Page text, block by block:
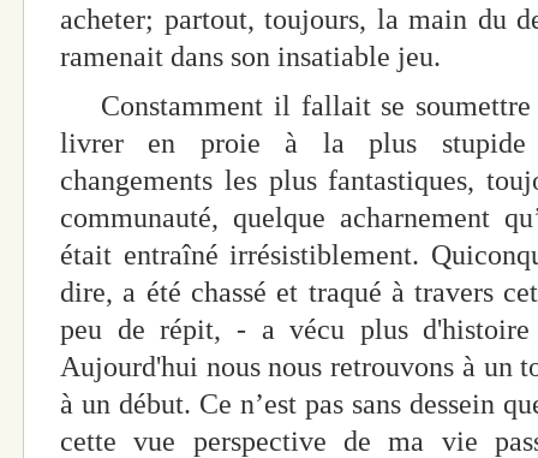
acheter; partout, toujours, la main du
ramenait dans son insatiable jeu.
Constamment il fallait se soumettre
livrer en proie à la plus stupide
changements les plus fantastiques,
communauté, quelque acharnement
était entraîné irrésistiblement.
dire, a été chassé et traqué à travers
peu de répit, - a vécu plus d'histoire
Aujourd'hui nous nous retrouvons à un
à un début. Ce n’est pas sans dessein
cette vue perspective de ma vie